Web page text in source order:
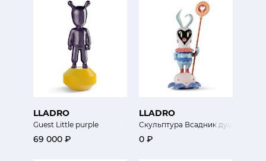
LLADRO
Guest Little purple
69 000 ₽
LLADRO
Скульптура Всадник души
0 ₽